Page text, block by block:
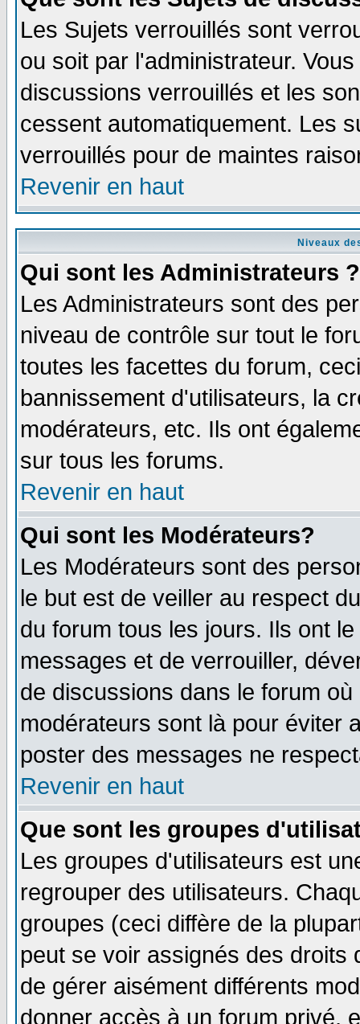
Les Sujets verrouillés sont
ou soit par l'administrateur.
discussions verrouillés et les
cessent automatiquement. Les
verrouillés pour de maintes
Revenir en haut
Niveaux
Qui sont les Administrateurs ?
Les Administrateurs sont des
niveau de contrôle sur tout le
toutes les facettes du forum,
bannissement d'utilisateurs, la
modérateurs, etc. Ils ont
sur tous les forums.
Revenir en haut
Qui sont les Modérateurs?
Les Modérateurs sont des
le but est de veiller au respect
du forum tous les jours. Ils ont
messages et de verrouiller,
de discussions dans le forum
modérateurs sont là pour éviter
poster des messages ne
Revenir en haut
Que sont les groupes
Les groupes d'utilisateurs est
regrouper des utilisateurs.
groupes (ceci diffère de la
peut se voir assignés des
de gérer aisément différents
donner accès à un forum privé,